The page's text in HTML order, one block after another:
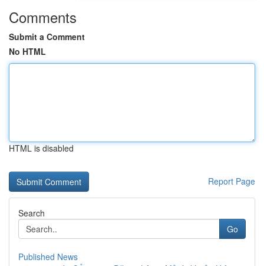
Comments
Submit a Comment
No HTML
HTML is disabled
Report Page
Search
Go
Published News